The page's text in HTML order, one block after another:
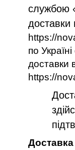
службою
доставки
https://
по
доставки
https://
Доставка